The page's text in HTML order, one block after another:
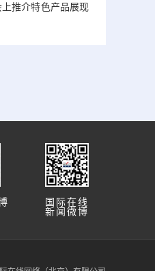
推介特色产品展现
国际在线
新闻微博